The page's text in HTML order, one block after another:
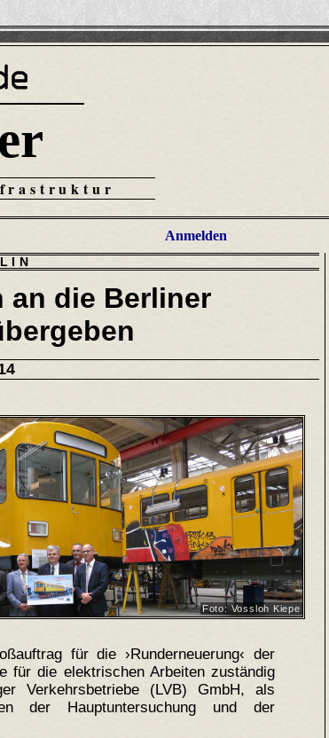
Anmelden
an die Berliner
Foto: Vossloh Kiepe
für die ›Runderneuerung‹ der
für die elektrischen Arbeiten zuständig
Verkehrsbetriebe (LVB) GmbH, als
der Hauptuntersuchung und der